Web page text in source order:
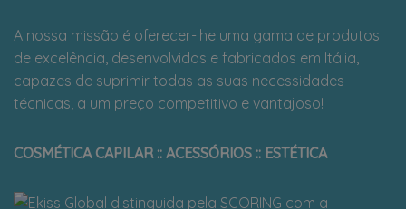
A nossa missão é oferecer-lhe uma gama de produtos
de excelência, desenvolvidos e fabricados em Itália,
capazes de suprimir todas as suas necessidades
técnicas, a um preço competitivo e vantajoso!
COSMÉTICA CAPILAR :: ACESSÓRIOS :: ESTÉTICA